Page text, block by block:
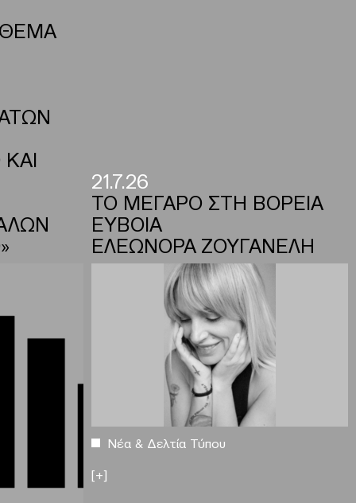
21.7.26
ΤΟ ΜΕΓΑΡΟ ΣΤΗ ΒΟΡΕΙΑ
ΕΥΒΟΙΑ
ΕΛΕΩΝΟΡΑ ΖΟΥΓΑΝΕΛΗ
Νέα & Δελτία Τύπου
[+]